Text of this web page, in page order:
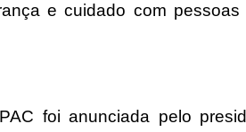
e cuidado com
foi anunciada pelo